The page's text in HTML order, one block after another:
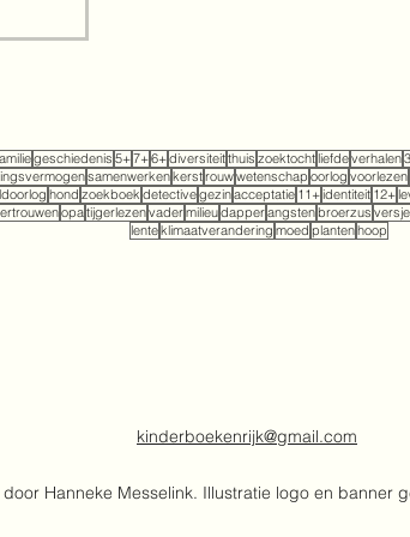
geschiedenis 5+7+6+diversiteitthuis zoektochtliefdeverhalen
samenwerkenkerstrouwwetenschap oorlog voorlezen
hond zoekboek detectivegezinacceptatie 11+identiteit 12+
opatijgerlezenvadermilieudapperangstenbroerzus
lenteklimaatverandering moed plantenhoop
kinderboekenrijk@gmail.com
Hanneke Messelink. Illustratie logo en banner